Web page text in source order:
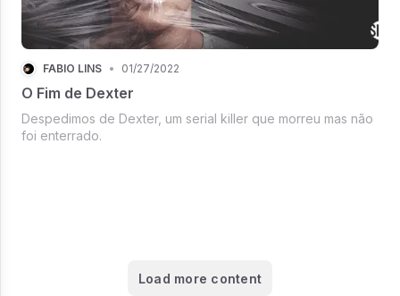
FÁBIO LINS • 01/27/2022
O Fim de Dexter
Despedimos de Dexter, um serial killer que morreu mas não
foi enterrado.
Load more content